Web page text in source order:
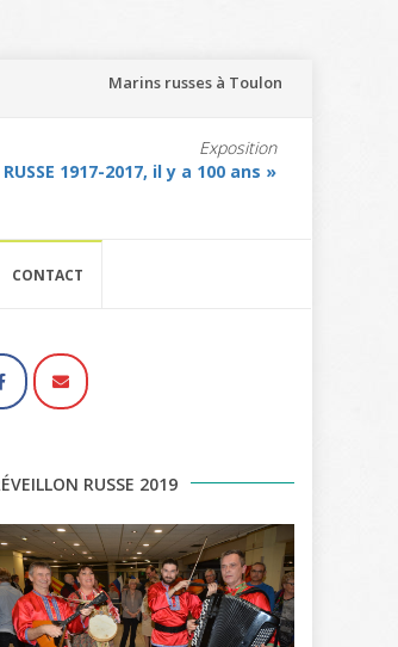
Aller
contenu
Marins russes à Toulon
Exposition
1917-2017, il y a 100 ans »
CONTACT
RUSSE 2019